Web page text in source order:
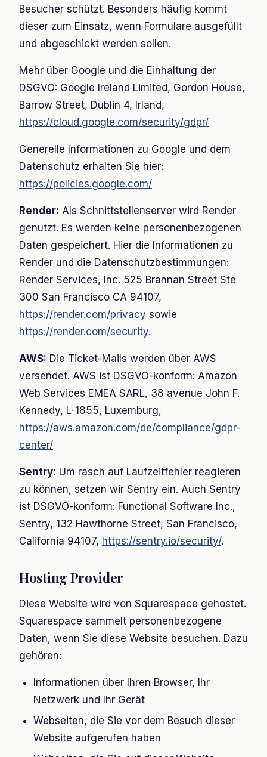
Besucher schützt. Besonders häufig kommt
dieser zum Einsatz, wenn Formulare ausgefüllt
und abgeschickt werden sollen.
Mehr über Google und die Einhaltung der
DSGVO: Google Ireland Limited, Gordon House,
Barrow Street, Dublin 4, Irland,
https://cloud.google.com/security/gdpr/
Generelle Informationen zu Google und dem
Datenschutz erhalten Sie hier:
https://policies.google.com/
Render: Als Schnittstellenserver wird Render
genutzt. Es werden keine personenbezogenen
Daten gespeichert. Hier die Informationen zu
Render und die Datenschutzbestimmungen:
Render Services, Inc. 525 Brannan Street Ste
300 San Francisco CA 94107,
https://render.com/privacy sowie
https://render.com/security.
AWS: Die Ticket-Mails werden über AWS
versendet. AWS ist DSGVO-konform: Amazon
Web Services EMEA SARL, 38 avenue John F.
Kennedy, L-1855, Luxemburg,
https://aws.amazon.com/de/compliance/gdpr-
center/
Sentry: Um rasch auf Laufzeitfehler reagieren
zu können, setzen wir Sentry ein. Auch Sentry
ist DSGVO-konform: Functional Software Inc.,
Sentry, 132 Hawthorne Street, San Francisco,
California 94107, https://sentry.io/security/.
Hosting Provider
Diese Website wird von Squarespace gehostet.
Squarespace sammelt personenbezogene
Daten, wenn Sie diese Website besuchen. Dazu
gehören:
Informationen über Ihren Browser, Ihr
Netzwerk und Ihr Gerät
Webseiten, die Sie vor dem Besuch dieser
Website aufgerufen haben